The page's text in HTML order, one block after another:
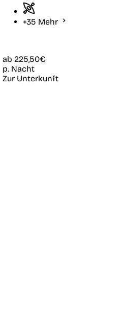
+35 Mehr
ab 225,50€
p. Nacht
Zur Unterkunft